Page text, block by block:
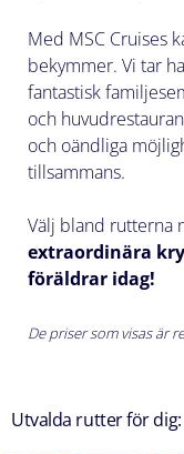
Med MSC Cruises
bekymmer. Vi tar
fantastisk
och
och oändliga
tillsammans.
Välj bland rutterna
extraordinära
föräldrar idag!
De priser som visas är
Utvalda rutter för